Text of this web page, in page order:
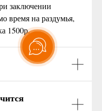
заключении
время на раздумья,
1500р.